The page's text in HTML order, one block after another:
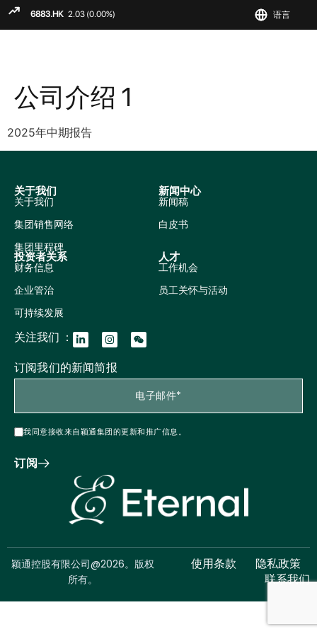
语言
公司介绍 1
2025年中期报告
关于我们
关于我们
集团销售网络
集团里程碑
新闻中心
新闻稿
白皮书
投资者关系
财务信息
企业管治
可持续发展
人才
工作机会
员工关怀与活动
关注我们 ：
订阅我们的新闻简报
我同意接收来自颖通集团的更新和推广信息。
订阅
颖通控股有限公司@2026。版权
所有。
使用条款
隐私政策
联系我们